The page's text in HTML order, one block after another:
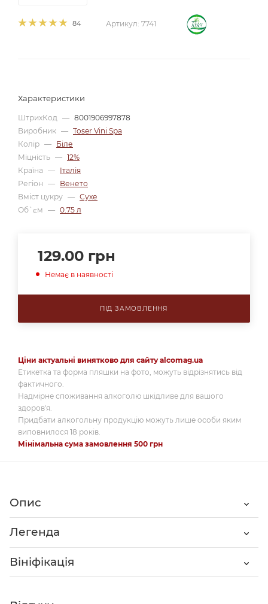
84 Артикул: 7741
Характеристики
ШтрихКод — 8001906997878
Виробник — Toser Vini Spa
Колір — Біле
Міцність — 12%
Країна — Італія
Регіон — Венето
Вміст цукру — Сухе
Об`єм — 0.75 л
129.00 грн
Немає в наявності
ПІД ЗАМОВЛЕННЯ
Ціни актуальні винятково для сайту alcomag.ua
Етикетка та форма пляшки на фото, можуть відрізнятись від
фактичного.
Надмірне споживання алкоголю шкідливе для вашого
здоров'я.
Придбати алкогольну продукцію можуть лише особи яким
виповнилося 18 років.
Мінімальна сума замовлення 500 грн
Опис
Легенда
Вініфікація